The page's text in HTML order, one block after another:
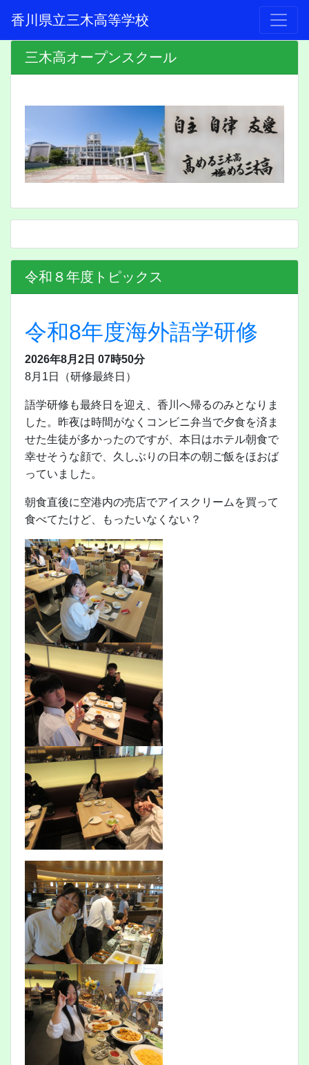
香川県立三木高等学校
三木高オープンスクール
令和８年度トピックス
令和8年度海外語学研修
2026年8月2日 07時50分
8月1日（研修最終日）
語学研修も最終日を迎え、香川へ帰るのみとなりま
した。昨夜は時間がなくコンビニ弁当で夕食を済ま
せた生徒が多かったのですが、本日はホテル朝食で
幸せそうな顔で、久しぶりの日本の朝ご飯をほおば
っていました。
朝食直後に空港内の売店でアイスクリームを買って
食べてたけど、もったいなくない？